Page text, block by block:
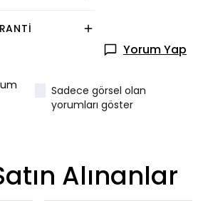
Yorum Yap
Sadece görsel olan
yorumları göster
Alınanlar